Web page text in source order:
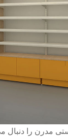
مدرن را دنبال